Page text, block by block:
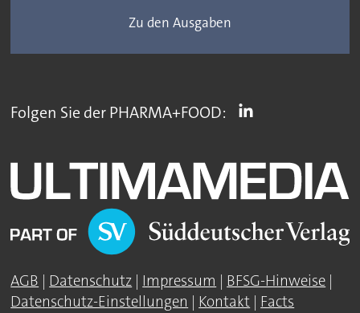
Zu den Ausgaben
Folgen Sie der PHARMA+FOOD:
AGB | Datenschutz | Impressum | BFSG-Hinweise |
Datenschutz-Einstellungen | Kontakt | Facts